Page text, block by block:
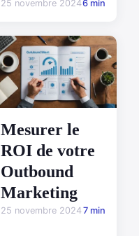
25 novembre 20246 min
Mesurer le
ROI de votre
Outbound
Marketing
25 novembre 20247 min